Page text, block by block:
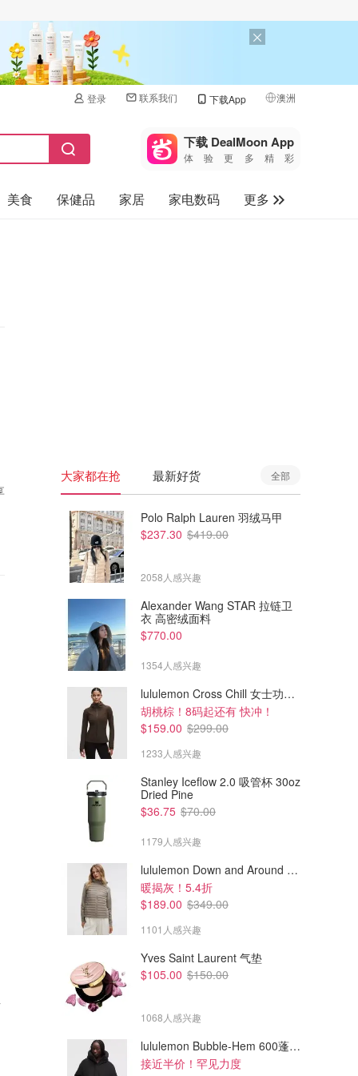
登录 联系我们 下载App 澳洲
🇺🇸
🇨🇳 中国
🇨🇦加拿大
下载 DealMoon App
体验更多精彩
美食 保健品 家居 家电数码
更多
$149.00
lululemon BeCalm 圆领套头衫
$152.10
链 杂色巡游粉
大家都在抢 最新好货 全部
Polo Ralph Lauren 羽绒马甲
$237.30 $419.00
2058人感兴趣
Alexander Wang STAR 拉链卫
衣 高密绒面料
$770.00
1354人感兴趣
lululemon Cross Chill 女士功能夹克
胡桃棕！8码起还有 快冲！
$159.00 $299.00
1233人感兴趣
Stanley Iceflow 2.0 吸管杯 30oz
Dried Pine
$36.75 $70.00
1179人感兴趣
lululemon Down and Around 羽绒夹克
暖揭灰！5.4折
$189.00 $349.00
1101人感兴趣
Yves Saint Laurent 气垫
$105.00 $150.00
1068人感兴趣
lululemon Bubble-Hem 600蓬松羽绒夹克
接近半价！罕见力度